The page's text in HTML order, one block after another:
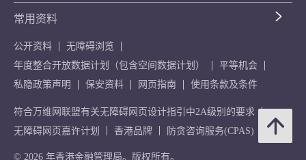
常用资料
公开资料
无障碍浏览
年度整合开放数据计划（包含空间数据计划）
平等机会
私隐政策声明
保安资料 网页指南 使用条款及条件
符合万维网联盟有关无障碍网页设计指引中2A级别的要求
无障碍网页嘉许计划
香港品牌 防贪咨询服务(CPAS)
© 2026 年香港金融管理局。版权所有。